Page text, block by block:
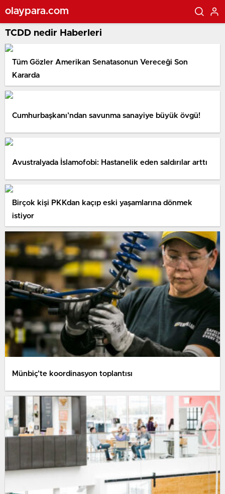
olaypara.com
TCDD nedir Haberleri
Tüm Gözler Amerikan Senatasonun Vereceği Son
Kararda
Cumhurbaşkanı’ndan savunma sanayiye büyük övgü!
Avustralyada İslamofobi: Hastanelik eden saldırılar arttı
Birçok kişi PKKdan kaçıp eski yaşamlarına dönmek
istiyor
Münbiç’te koordinasyon toplantısı